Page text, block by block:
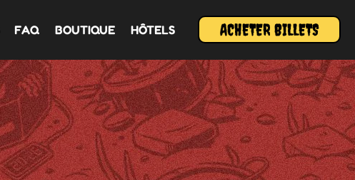
FAQ BOUTIQUE HÔTELS ACHETER BILLETS